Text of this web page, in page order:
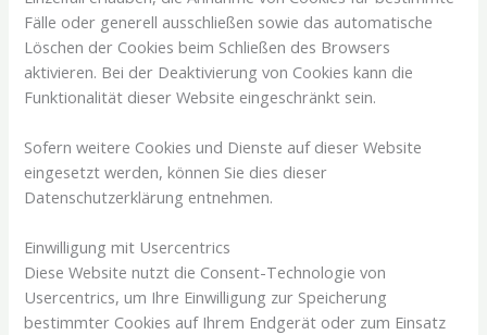
Fälle oder generell ausschließen sowie das automatische
Löschen der Cookies beim Schließen des Browsers
aktivieren. Bei der Deaktivierung von Cookies kann die
Funktionalität dieser Website eingeschränkt sein.
Sofern weitere Cookies und Dienste auf dieser Website
eingesetzt werden, können Sie dies dieser
Datenschutzerklärung entnehmen.
Einwilligung mit Usercentrics
Diese Website nutzt die Consent-Technologie von
Usercentrics, um Ihre Einwilligung zur Speicherung
bestimmter Cookies auf Ihrem Endgerät oder zum Einsatz